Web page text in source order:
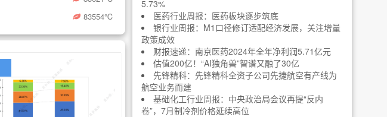
83554℃
5.73%
医药行业周报：医药板块逐步筑底
银行业周报：M1口径修订适配经济发展，关注增量
政策成效
财报速递：南京医药2024年全年净利润5.71亿元
估值200亿！“AI独角兽”智谱又融了30亿
先锋精科：先锋精科全资子公司先捷航空有产线为
航空业务而建
基础化工行业周报：中央政治局会议再提“反内
卷”，7月制冷剂价格延续高位